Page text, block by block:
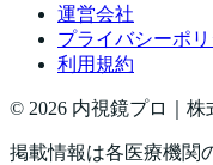
運営会社
プライバシーポ
利用規約
© 2026 内視鏡プロ｜株
掲載情報は各医療機関